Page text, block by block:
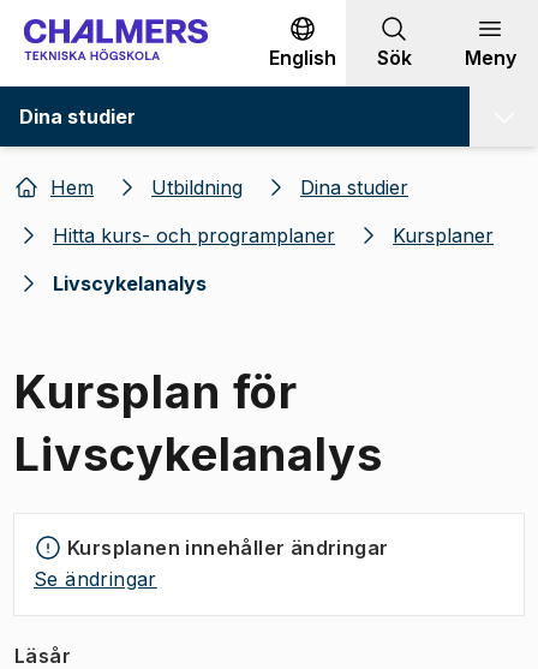
Gå till innehållet
English Sök Meny
Dina studier
Hem Utbildning
Dina studier
Hitta kurs- och programplaner
Kursplaner
Livscykelanalys
Kursplan för
Livscykelanalys
Kursplanen innehåller ändringar
Se ändringar
Läsår